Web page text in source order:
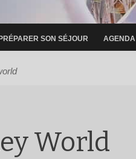
PRÉPARER SON SÉJOUR AGENDA
World